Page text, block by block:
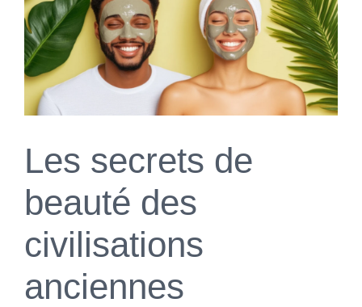
agrandie
Les secrets de
beauté des
civilisations
anciennes